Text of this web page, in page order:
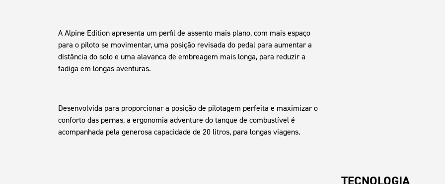
A Alpine Edition apresenta um perfil de assento mais plano, com mais espaço
para o piloto se movimentar, uma posição revisada do pedal para aumentar a
distância do solo e uma alavanca de embreagem mais longa, para reduzir a
fadiga em longas aventuras.
Desenvolvida para proporcionar a posição de pilotagem perfeita e maximizar o
conforto das pernas, a ergonomia adventure do tanque de combustível é
acompanhada pela generosa capacidade de 20 litros, para longas viagens.
TECNOLOGIA